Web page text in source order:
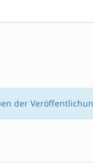
der